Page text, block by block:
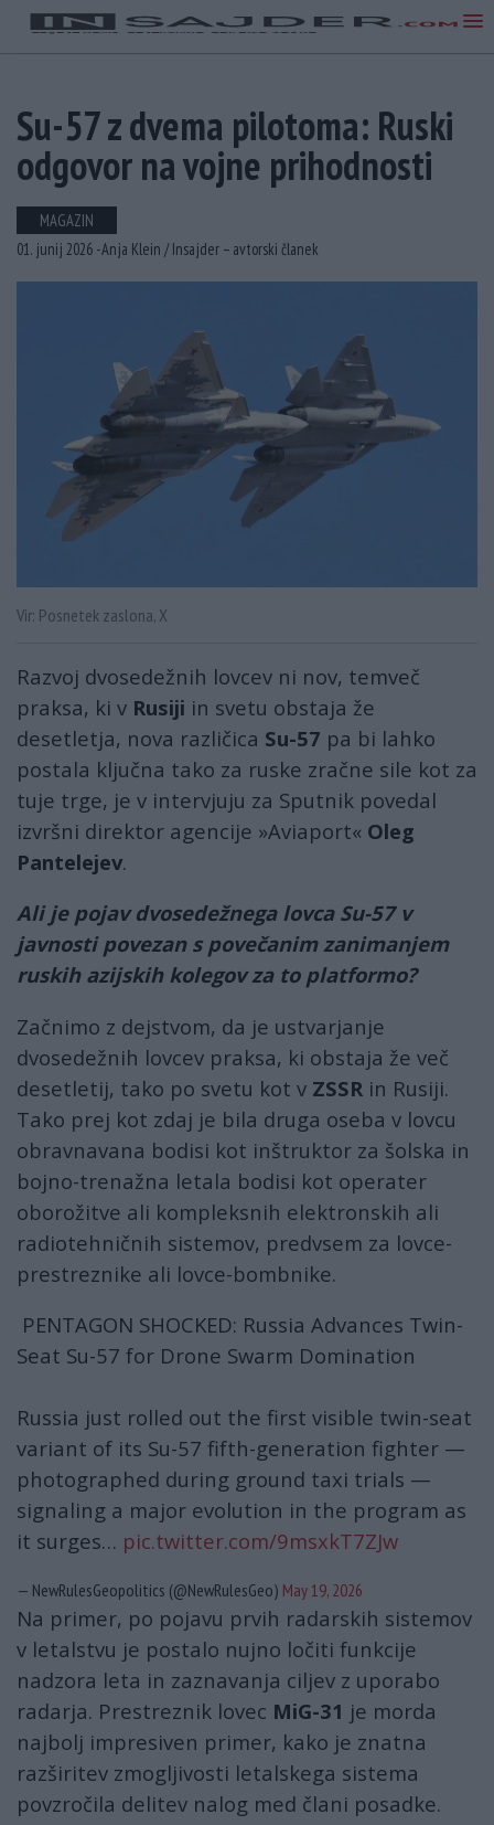
Su-57 z dvema pilotoma: Ruski
odgovor na vojne prihodnosti
MAGAZIN
01. junij 2026 -Anja Klein /Insajder – avtorski članek
Vir: Posnetek zaslona, X
Razvoj dvosedežnih lovcev ni nov, temveč
praksa, ki v Rusiji in svetu obstaja že
desetletja, nova različica Su-57 pa bi lahko
postala ključna tako za ruske zračne sile kot za
tuje trge, je v intervjuju za Sputnik povedal
izvršni direktor agencije »Aviaport« Oleg
Pantelejev.
Ali je pojav dvosedežnega lovca Su-57 v
javnosti povezan s povečanim zanimanjem
ruskih azijskih kolegov za to platformo?
Začnimo z dejstvom, da je ustvarjanje
dvosedežnih lovcev praksa, ki obstaja že več
desetletij, tako po svetu kot v ZSSR in Rusiji.
Tako prej kot zdaj je bila druga oseba v lovcu
obravnavana bodisi kot inštruktor za šolska in
bojno-trenažna letala bodisi kot operater
oborožitve ali kompleksnih elektronskih ali
radiotehničnih sistemov, predvsem za lovce-
prestreznike ali lovce-bombnike.
PENTAGON SHOCKED: Russia Advances Twin-
Seat Su-57 for Drone Swarm Domination
Russia just rolled out the first visible twin-seat
variant of its Su-57 fifth-generation fighter —
photographed during ground taxi trials —
signaling a major evolution in the program as
it surges… pic.twitter.com/9msxkT7ZJw
— NewRulesGeopolitics (@NewRulesGeo) May 19, 2026
Na primer, po pojavu prvih radarskih sistemov
v letalstvu je postalo nujno ločiti funkcije
nadzora leta in zaznavanja ciljev z uporabo
radarja. Prestreznik lovec MiG-31 je morda
najbolj impresiven primer, kako je znatna
razširitev zmogljivosti letalskega sistema
povzročila delitev nalog med člani posadke.